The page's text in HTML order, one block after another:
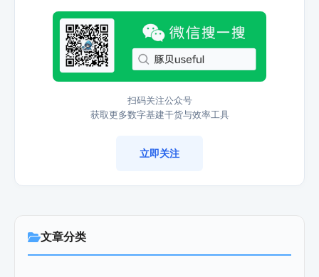
扫码关注公众号
获取更多数字基建干货与效率工具
立即关注
文章分类